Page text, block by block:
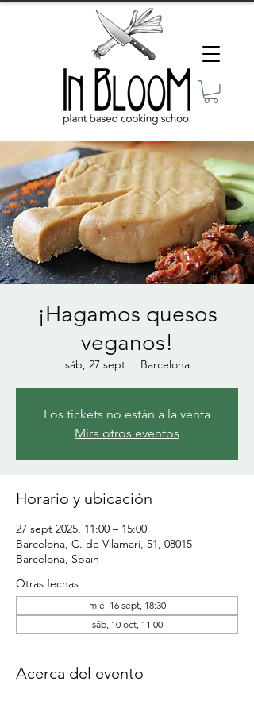
¡Hagamos quesos
veganos!
sáb, 27 sept
  |
Barcelona
Los tickets no están a la venta
Mira otros eventos
Horario y ubicación
27 sept 2025, 11:00 – 15:00
Barcelona, C. de Vilamarí, 51, 08015
Barcelona, Spain
Otras fechas
mié, 16 sept, 18:30
sáb, 10 oct, 11:00
Acerca del evento